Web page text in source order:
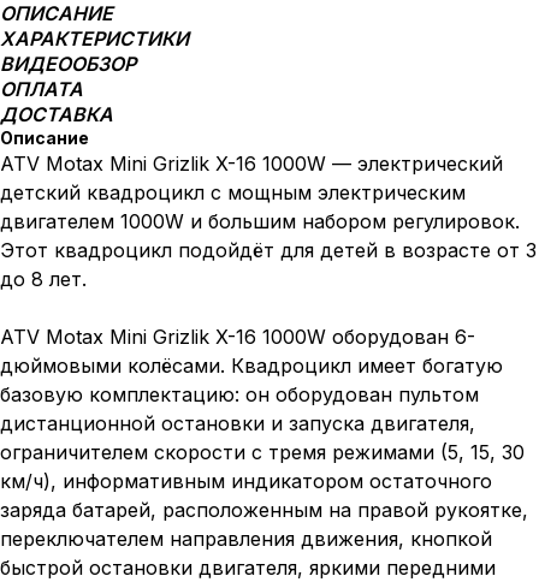
ОПИСАНИЕ
ХАРАКТЕРИСТИКИ
ВИДЕООБЗОР
ОПЛАТА
ДОСТАВКА
Описание
ATV Motax Mini Grizlik X-16 1000W — электрический
детский квадроцикл с мощным электрическим
двигателем 1000W и большим набором регулировок.
Этот квадроцикл подойдёт для детей в возрасте от 3
до 8 лет.
ATV Motax Mini Grizlik X-16 1000W оборудован 6-
дюймовыми колёсами. Квадроцикл имеет богатую
базовую комплектацию: он оборудован пультом
дистанционной остановки и запуска двигателя,
ограничителем скорости с тремя режимами (5, 15, 30
км/ч), информативным индикатором остаточного
заряда батарей, расположенным на правой рукоятке,
переключателем направления движения, кнопкой
быстрой остановки двигателя, яркими передними